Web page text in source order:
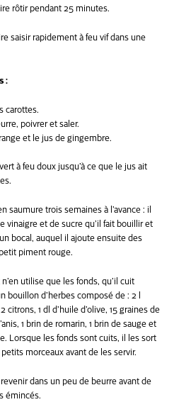
rôtir pendant 25 minutes.
saisir rapidement à feu vif dans une
:
carottes.
poivrer et saler.
et le jus de gingembre.
à feu doux jusqu’à ce que le jus ait
saumure trois semaines à l’avance : il
vinaigre et de sucre qu’il fait bouillir et
bocal, auquel il ajoute ensuite des
piment rouge.
utilise que les fonds, qu’il cuit
bouillon d’herbes composé de : 2 l
citrons, 1 dl d’huile d’olive, 15 graines de
1 brin de romarin, 1 brin de sauge et
Lorsque les fonds sont cuits, il les sort
morceaux avant de les servir.
dans un peu de beurre avant de
émincés.